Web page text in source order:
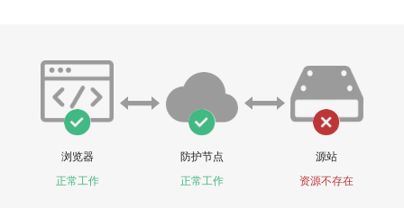
浏览器
正常工作
防护节点
正常工作
源站
资源不存在